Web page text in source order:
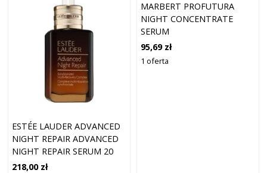
ESTÉE LAUDER ADVANCED
NIGHT REPAIR ADVANCED
NIGHT REPAIR SERUM 20
ML
218,00 zł
MARBERT PROFUTURA
NIGHT CONCENTRATE
SERUM
PRZECIWZMARSZCZKOWE
15 ML DAMSKI
95,69 zł
1 oferta